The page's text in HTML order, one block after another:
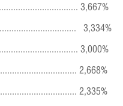
3,667%
3,334%
3,000%
2,668%
2,335%